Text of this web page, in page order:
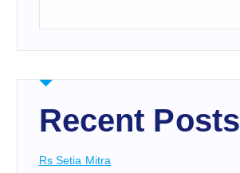
Recent Posts
Rs Setia Mitra